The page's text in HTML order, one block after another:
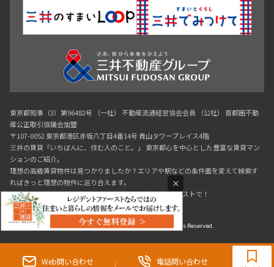
Web問い合わせ 電話問い合わせ
0120-321-719
9:30~18:00（水曜定休）
東京都知事（3）第96482号 （一社） 不動産流通経営協会会員 （公社） 首都圏不動
産公正取引協議会加盟
〒107-0052 東京都港区赤坂八丁目4番14号 青山タワープレイス4階
三井の賃貸「いちばんに、住む人のこと。」 東京都心を中心とした豊富な賃貸マン
ションのご紹介。
理想の高級賃貸物件は見つかりましたか？エリアや駅などの条件面を変えて検索す
ればきっと理想の物件に巡り合えます。
都心の高級賃貸物件探しは[三井の賃貸]レジデントファーストで！
Copyright © RESIDENT FIRST Co.,Ltd. All Rights Reserved.
×